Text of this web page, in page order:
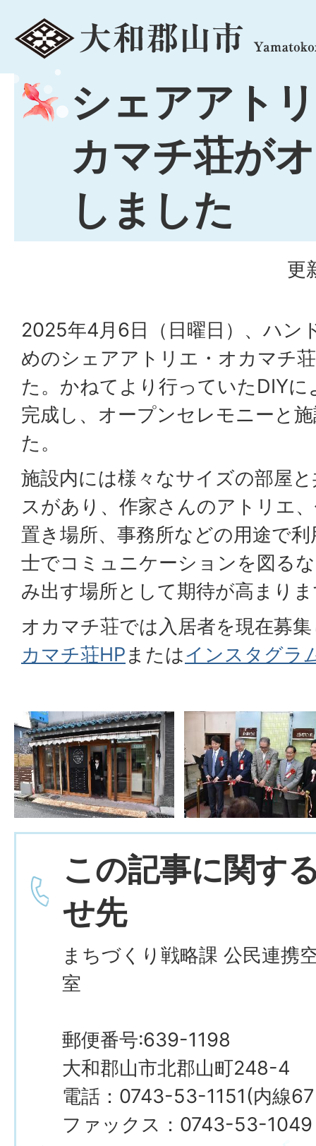
menu
シェアアト
カマチ荘が
しました
更
2025年4月6日（日曜日）、ハン
めのシェアアトリエ・オカマチ
た。かねてより行っていたDIY
完成し、オープンセレモニーと
た。
施設内には様々なサイズの部屋
スがあり、作家さんのアトリエ
置き場所、事務所などの用途で
士でコミュニケーションを図る
み出す場所として期待が高まり
オカマチ荘では入居者を現在募
カマチ荘HPまたはインスタグラ
この記事に関す
せ先
まちづくり戦略課 公民連携
室
郵便番号:639-1198
大和郡山市北郡山町248-4
電話：0743-53-1151(内線
ファックス：0743-53-1049